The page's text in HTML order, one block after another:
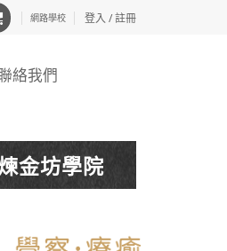
網路學校 登入 / 註冊
絡我們
金坊學院